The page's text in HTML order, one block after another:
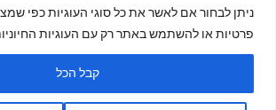
ניתן לבחור אם לאשר את כל סוגי העוגיות כפי
פרטיות או להשתמש באתר רק עם העוגיות
קבל הכל